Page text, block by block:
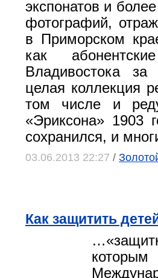
экспонатов и
фотографий,
в Приморском
как
Владивостока
целая коллекция
том числе и
«Эриксона» 1903
сохранился, и
03.06.2013 22:27 /
Как защитить